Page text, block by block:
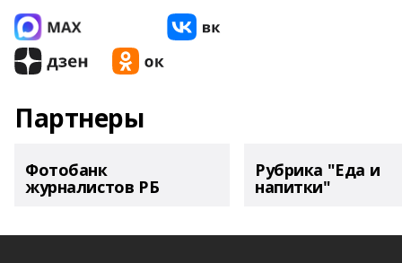
Партнеры
Фотобанк
журналистов РБ
Рубрика "Еда и
напитки"